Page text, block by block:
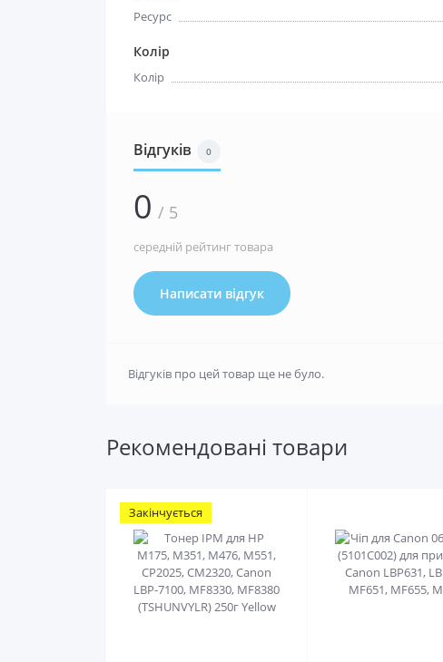
Ресурс
Колір
Колір
Відгуків 0
0 / 5
середній рейтинг товара
Написати відгук
Відгуків про цей товар ще не було.
Рекомендовані товари
Закінчується